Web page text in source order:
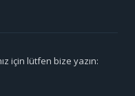
için lütfen bize yazın: